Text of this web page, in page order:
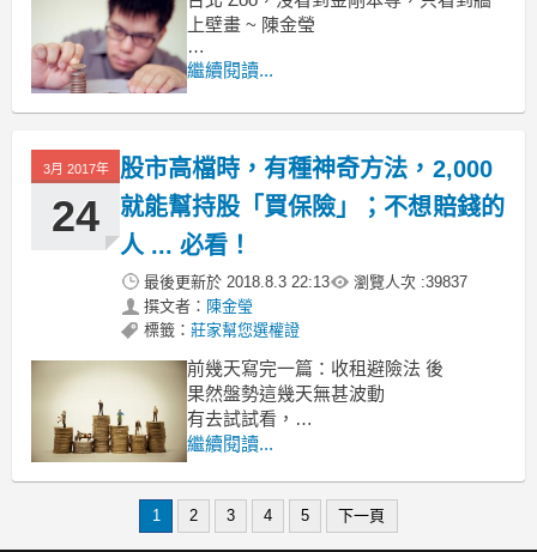
上壁畫 ~ 陳金瑩
上個交易日
單獨開盤的台股
繼續閱讀...
3月 2017年
24
股市高檔時，有種神奇方法，2,000
就能幫持股「買保險」；不想賠錢的
人 ... 必看！
最後更新於 2018.8.3 22:13 瀏覽人次 :39837
撰文者： 陳金瑩
標籤： 莊家幫您選權證
前幾天寫完一篇：收租避險法 後
果然盤勢這幾天無甚波動
有去試試看，
或是下次遇到相同情境，勇敢試試看的
的溫馨感
繼續閱讀...
1 2 3 4 5 下一頁